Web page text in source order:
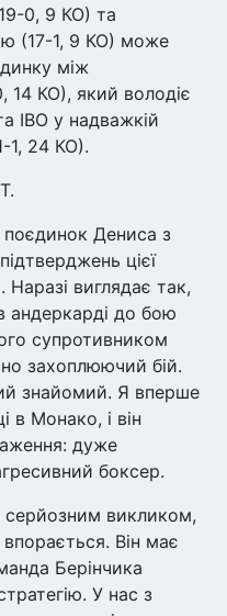
0, 9 КО) та
(17-1, 9 КО) може
між
КО), який володіє
IBO у надважкій
1, 24 КО).
Дениса з
цієї
виглядає так,
андеркарді до бою
супротивником
захоплюючий бій.
знайомий. Я вперше
в Монако, і він
дуже
боксер.
серйозним викликом,
Він має
Берінчика
У нас з